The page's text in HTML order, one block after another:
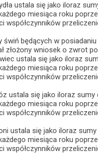
ustala się jako iloraz
miesiąca roku
współczynników
będących w
złożony wniosek o zwrot
ustala się jako iloraz
miesiąca roku
współczynników
ustala się jako iloraz
miesiąca roku
współczynników
ustala się jako iloraz
miesiąca roku
współczynników